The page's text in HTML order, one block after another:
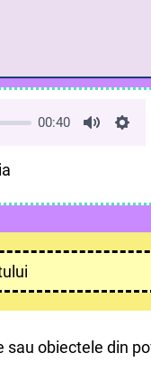
00:40
sau obiectele din